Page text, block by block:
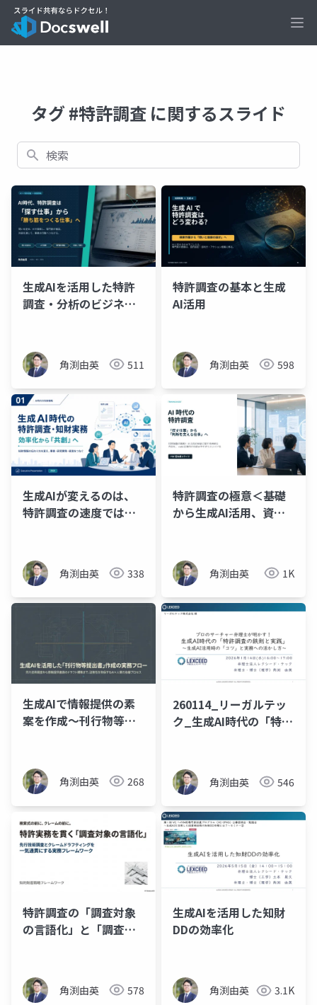
タグ #特許調査 に関するスライド
検索
生成AIを活用した特許
調査・分析のビジネス
角渕由英 511
特許調査の基本と生成
AI活用
角渕由英 598
生成AIが変えるのは、
特許調査の速度ではな
角渕由英 338
特許調査の極意＜基礎
から生成AI活用、資格
角渕由英 1K
生成AIで情報提供の素
案を作成～刊行物等提
角渕由英 268
260114_リーガルテッ
ク_生成AI時代の「特許
角渕由英 546
特許調査の「調査対象
の言語化」と「調査観
角渕由英 578
生成AIを活用した知財
DDの効率化
角渕由英 3.1K